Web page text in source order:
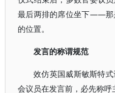
最后两排的席位坐下——那
的位置。
发言的称谓规范
效仿英国威斯敏斯特
会议员在发言前，必先称呼